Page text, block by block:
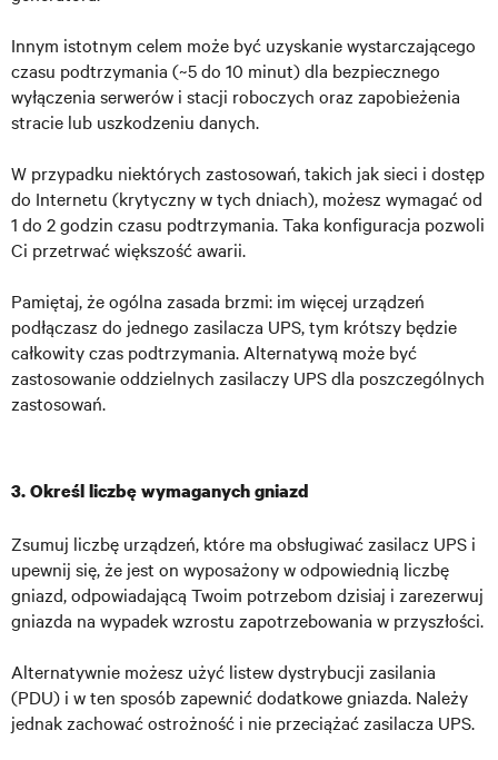
Innym istotnym celem może być uzyskanie wystarczającego
czasu podtrzymania (~5 do 10 minut) dla bezpiecznego
wyłączenia serwerów i stacji roboczych oraz zapobieżenia
stracie lub uszkodzeniu danych.
W przypadku niektórych zastosowań, takich jak sieci i dostęp
do Internetu (krytyczny w tych dniach), możesz wymagać od
1 do 2 godzin czasu podtrzymania. Taka konfiguracja pozwoli
Ci przetrwać większość awarii.
Pamiętaj, że ogólna zasada brzmi: im więcej urządzeń
podłączasz do jednego zasilacza UPS, tym krótszy będzie
całkowity czas podtrzymania. Alternatywą może być
zastosowanie oddzielnych zasilaczy UPS dla poszczególnych
zastosowań.
3. Określ liczbę wymaganych gniazd
Zsumuj liczbę urządzeń, które ma obsługiwać zasilacz UPS i
upewnij się, że jest on wyposażony w odpowiednią liczbę
gniazd, odpowiadającą Twoim potrzebom dzisiaj i zarezerwuj
gniazda na wypadek wzrostu zapotrzebowania w przyszłości.
Alternatywnie możesz użyć listew dystrybucji zasilania
(PDU) i w ten sposób zapewnić dodatkowe gniazda. Należy
jednak zachować ostrożność i nie przeciążać zasilacza UPS.